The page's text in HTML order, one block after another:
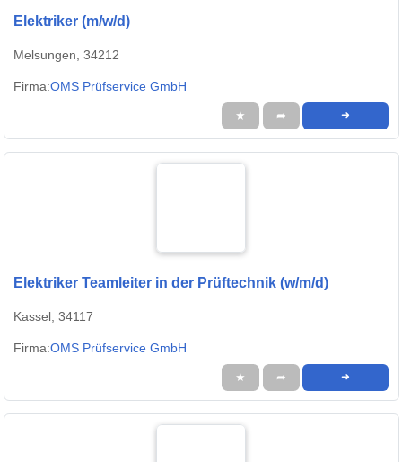
Elektriker (m/w/d)
Melsungen, 34212
Firma:OMS Prüfservice GmbH
★ ➦ ➜
Elektriker Teamleiter in der Prüftechnik (w/m/d)
Kassel, 34117
Firma:OMS Prüfservice GmbH
★ ➦ ➜